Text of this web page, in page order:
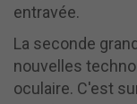
entravée.
La seconde
nouvelles
oculaire. C'est